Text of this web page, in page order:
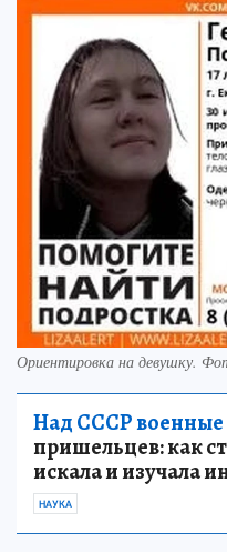
Ориентировка на девушку.
Над СССР военные
пришельцев: как
искала и изучала
НАУКА